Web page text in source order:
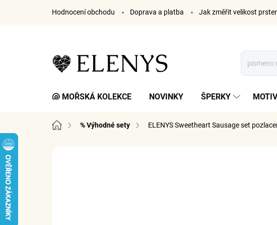
Hodnocení obchodu Doprava a platba Jak změřit velikost
🐚 MOŘSKÁ KOLEKCE NOVINKY ŠPERKY
Domů % Výhodné sety ELENYS Sweetheart Sausage set